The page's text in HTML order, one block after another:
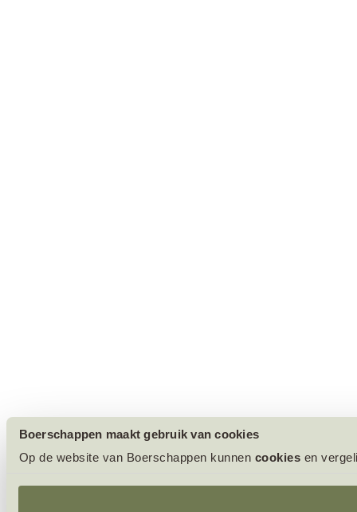
Boerschappen maakt gebruik van cookies
Op de website van Boerschappen kunnen cookies en